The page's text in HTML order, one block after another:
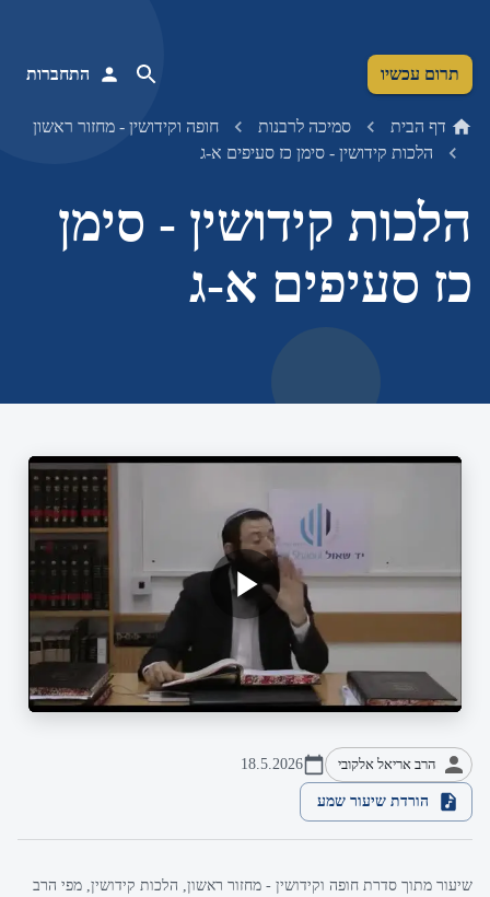
תרום עכשיו התחברות
דף הבית סמיכה לרבנות
חופה וקידושין - מחזור ראשון
הלכות קידושין - סימן כז סעיפים א-ג
הלכות קידושין - סימן
כז סעיפים א-ג
הרב אריאל אלקובי 18.5.2026
הורדת שיעור שמע
שיעור מתוך סדרת חופה וקידושין - מחזור ראשון, הלכות קידושין, מפי הרב